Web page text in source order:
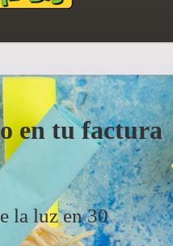
en tu factura
la luz en 30